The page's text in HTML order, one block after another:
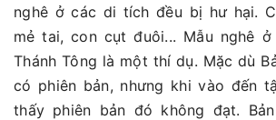
nghê ở các di tích đều bị hư hại.
mẻ tai, con cụt đuôi... Mẫu nghê
Thánh Tông là một thí dụ. Mặc dù
có phiên bản, nhưng khi vào đến
thấy phiên bản đó không đạt.